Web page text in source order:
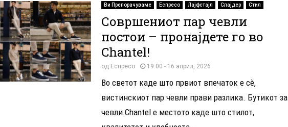
Ви Препорачуваме Еспресо Лајфстајл Слајдер Стил
Совршениот пар чевли
постои – пронајдете го во
Chantel!
од Еспресо 19:00 - 16 април, 2026
Во светот каде што првиот впечаток е сè,
вистинскиот пар чевли прави разлика. Бутикот за
чевли Chantel е местото каде што стилот,